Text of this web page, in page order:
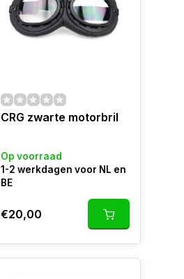
CRG zwarte motorbril
Op voorraad
1-2 werkdagen voor NL en
BE
€20,00